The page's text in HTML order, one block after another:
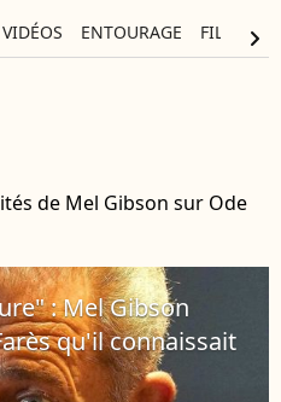
VIDÉOS ENTOURAGE chevron_right
de Mel Gibson sur Ode
: Mel Gibson
qu'il connaissait